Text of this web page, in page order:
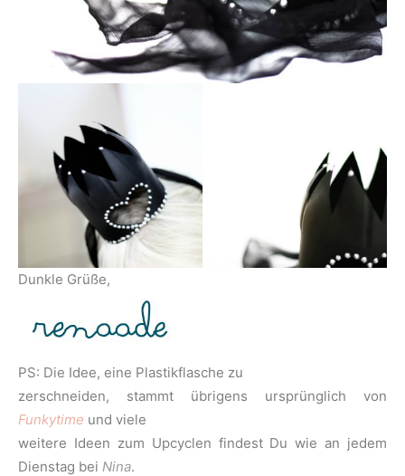
Dunkle Grüße,
PS: Die Idee, eine Plastikflasche zu
zerschneiden, stammt übrigens ursprünglich von
Funkytime und viele
weitere Ideen zum Upcyclen findest Du wie an jedem
Dienstag bei Nina.